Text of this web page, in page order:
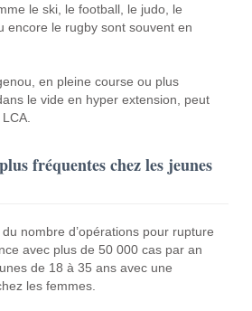
le ski, le football, le judo, le
encore le rugby sont souvent en
en pleine course ou plus
le vide en hyper extension, peut
fréquentes chez les jeunes
nombre d’opérations pour rupture
avec plus de 50 000 cas par an
de 18 à 35 ans avec une
les femmes.